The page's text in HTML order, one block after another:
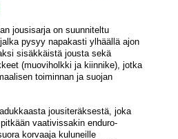
jousisarja on suunniteltu
pysyy napakasti ylhäällä ajon
sisäkkäistä jousta sekä
(muoviholkki ja kiinnike), jotka
toiminnan ja suojan
jousiteräksestä, joka
vaativissakin enduro-
korvaaja kuluneille